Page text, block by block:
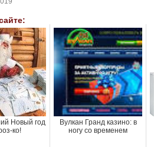
Новый год
ко!
Вулкан Гранд казино: в
ногу со временем